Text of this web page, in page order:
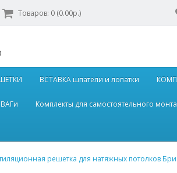
Товаров: 0 (0.00р.)
ВСТАВКА шпатели и лопатки
Комплекты для самостоятельного
решетка для натяжных потолков